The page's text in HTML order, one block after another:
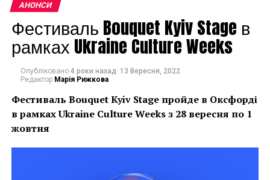
Керестей, Анастасия Лойко, а также Роман
Михайлов. Произведение Михайлова — инсталляция
с диваном и тремя телеэкранами под названием
«Как размножаются пауки», поначалу шокирует,
однако если заглянуть в экран, повернутый к
зрителю тыльной стороной, то работа обретает
новые смыслы. Новое прочтение своей фирменной
темы — изображения обезьян — представил
художник Илья Чичкан.
АНОНСИ
Фестиваль Bouquet Kyiv Stage в
рамках Ukraine Culture Weeks
Опубліковано 4 роки назад 13 Вересня, 2022
Редактор Марія Рижкова
Фестиваль Bouquet Kyiv Stage пройде в Оксфорді
в рамкахUkraine Culture Weeks з 28 вересня по 1
жовтня